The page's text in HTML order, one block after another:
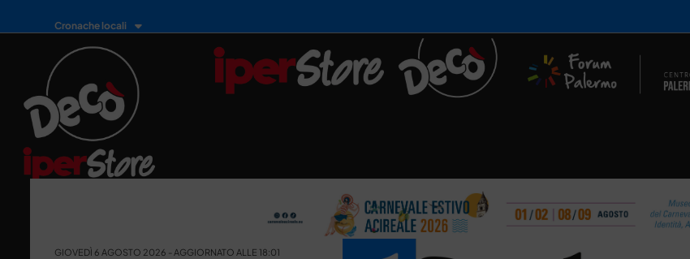
Cronache locali
GIOVEDÌ 6 AGOSTO 2026 - AGGIORNATO ALLE 18:01